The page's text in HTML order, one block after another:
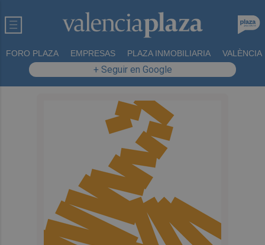
FORO PLAZA EMPRESAS PLAZA INMOBILIARIA VALÈNCIA
+ Seguir en Google